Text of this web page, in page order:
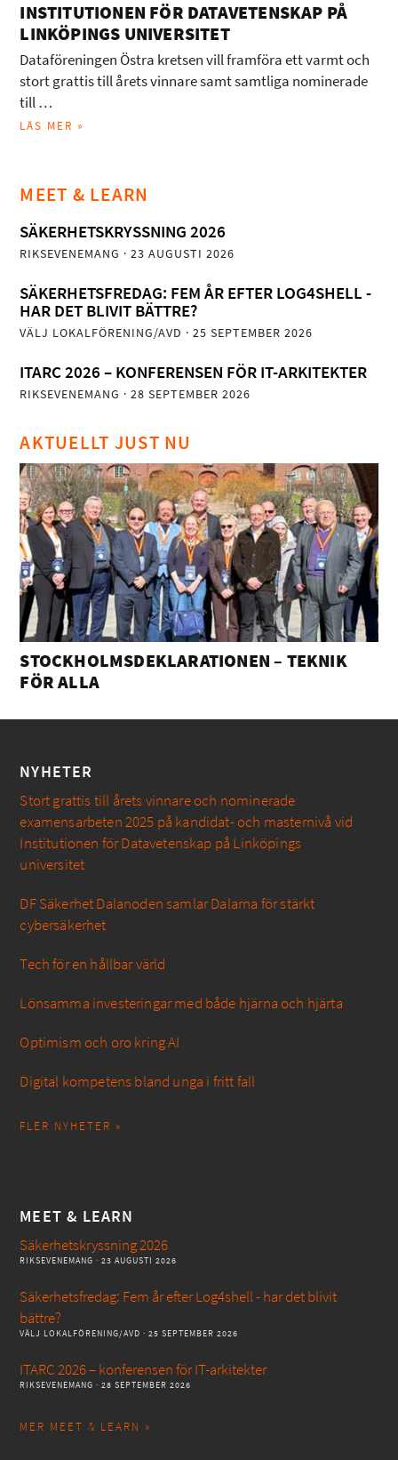
INSTITUTIONEN FÖR DATAVETENSKAP PÅ
LINKÖPINGS UNIVERSITET
Dataföreningen Östra kretsen vill framföra ett varmt och
stort grattis till årets vinnare samt samtliga nominerade
till …
LÄS MER »
MEET & LEARN
SÄKERHETSKRYSSNING 2026
RIKSEVENEMANG · 23 AUGUSTI 2026
SÄKERHETSFREDAG: FEM ÅR EFTER LOG4SHELL -
HAR DET BLIVIT BÄTTRE?
VÄLJ LOKALFÖRENING/AVD · 25 SEPTEMBER 2026
ITARC 2026 – KONFERENSEN FÖR IT-ARKITEKTER
RIKSEVENEMANG · 28 SEPTEMBER 2026
AKTUELLT JUST NU
STOCKHOLMSDEKLARATIONEN – TEKNIK
FÖR ALLA
NYHETER
Stort grattis till årets vinnare och nominerade
examensarbeten 2025 på kandidat- och masternivå vid
Institutionen för Datavetenskap på Linköpings
universitet
DF Säkerhet Dalanoden samlar Dalarna för stärkt
cybersäkerhet
Tech för en hållbar värld
Lönsamma investeringar med både hjärna och hjärta
Optimism och oro kring AI
Digital kompetens bland unga i fritt fall
FLER NYHETER »
MEET & LEARN
Säkerhetskryssning 2026
RIKSEVENEMANG · 23 AUGUSTI 2026
Säkerhetsfredag: Fem år efter Log4shell - har det blivit
bättre?
VÄLJ LOKALFÖRENING/AVD · 25 SEPTEMBER 2026
ITARC 2026 – konferensen för IT-arkitekter
RIKSEVENEMANG · 28 SEPTEMBER 2026
MER MEET & LEARN »